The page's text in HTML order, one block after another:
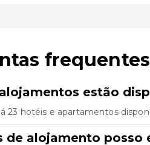
estão
23 hotéis e apartamentos
de alojamento posso